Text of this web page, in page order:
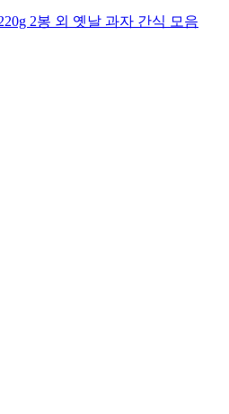
2봉 외 옛날 과자 간식 모음